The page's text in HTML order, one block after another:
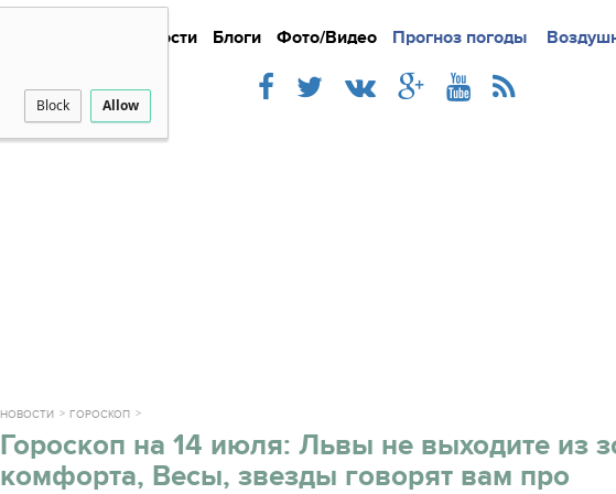
Block Allow
Новости Блоги Фото/Видео Прогноз погоды
Подробно Новости
НОВОСТИ ГОРОСКОП
Гороскоп на 14 июля: Львы не выходите из
комфорта, Весы, звезды говорят вам про